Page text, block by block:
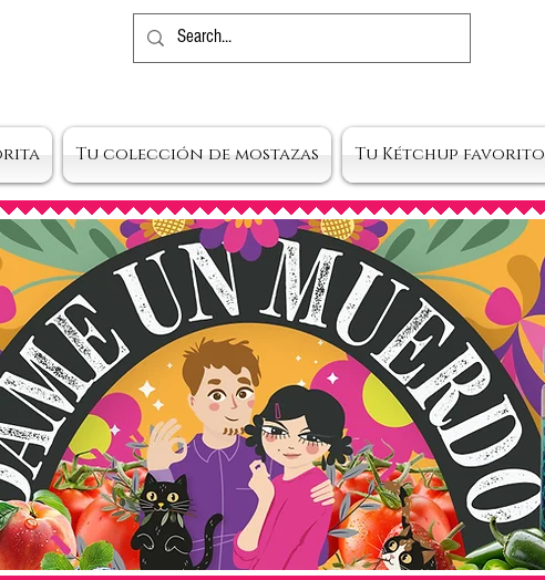
Tu colección de mostazas Tu Kétchup favorito